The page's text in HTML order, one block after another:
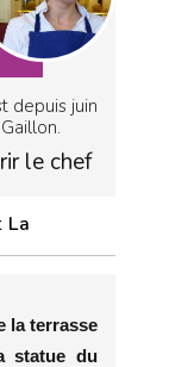
depuis juin
le chef
la terrasse
statue du